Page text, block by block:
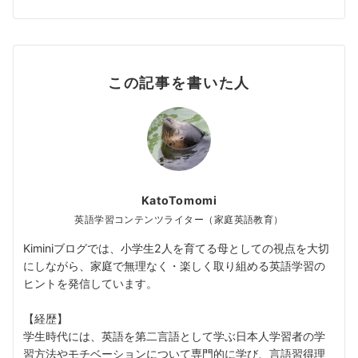
この記事を書いた人
KatoTomomi
英語学習コンテンツライター（家庭英語教育）
Kiminiブログでは、小学生2人を育てる母としての視点を大切
にしながら、家庭で無理なく・楽しく取り組める英語学習の
ヒントを発信しています。
【経歴】
学生時代には、英語を第二言語として学ぶ日本人学習者の学
習方法やモチベーションについて専門的に学び、言語習得理